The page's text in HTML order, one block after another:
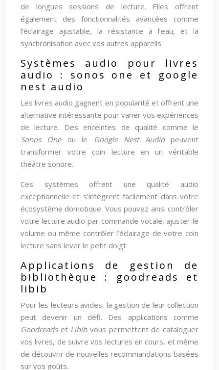
de longues sessions de lecture. Elles offrent
également des fonctionnalités avancées comme
l’éclairage ajustable, la résistance à l’eau, et la
synchronisation avec vos autres appareils.
Systèmes audio pour livres
audio : sonos one et google
nest audio
Les livres audio gagnent en popularité et offrent une
alternative intéressante pour varier vos expériences
de lecture. Des enceintes de qualité comme le
Sonos One ou le Google Nest Audiopeuvent
transformer votre coin lecture en un véritable
théâtre sonore.
Ces systèmes offrent une qualité audio
exceptionnelle et s’intègrent facilement dans votre
écosystème domotique. Vous pouvez ainsi contrôler
votre lecture audio par commande vocale, ajuster le
volume ou même contrôler l’éclairage de votre coin
lecture sans lever le petit doigt.
Applications de gestion de
bibliothèque : goodreads et
libib
Pour les lecteurs avides, la gestion de leur collection
peut devenir un défi. Des applications comme
Goodreads et Libibvous permettent de cataloguer
vos livres, de suivre vos lectures en cours, et même
de découvrir de nouvelles recommandations basées
sur vos goûts.